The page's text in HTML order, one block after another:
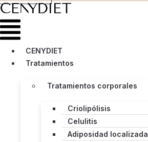
Menú
CENYDIET
Tratamientos
Tratamientos corporales
Criolipólisis
Celulitis
Adiposidad localizada